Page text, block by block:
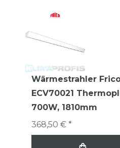
Wärmestrahler
ECV70021
700W, 1810mm
368,50 € *